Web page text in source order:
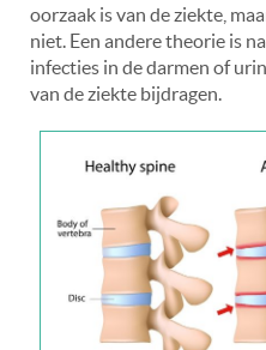
oorzaak is van de ziekte,
niet. Een andere theorie is
infecties in de darmen of
van de ziekte bijdragen.